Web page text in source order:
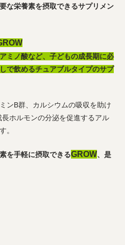
な栄養素を摂取できるサプリメン
ミノ酸など、子どもの成長期に必
で飲めるチュアブルタイプのサプ
ンB群、カルシウムの吸収を助け
ホルモンの分泌を促進するアル
。
を手軽に摂取できるGROW、是